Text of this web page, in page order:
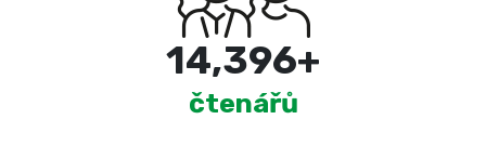
15,000+
čtenářů